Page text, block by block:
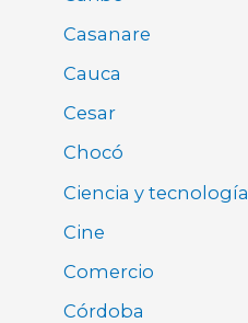
Casanare
Cauca
Cesar
Chocó
Ciencia y tecnología
Cine
Comercio
Córdoba